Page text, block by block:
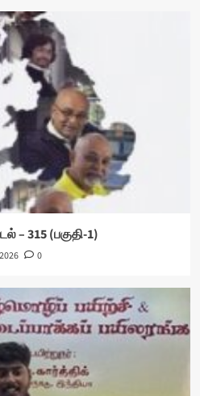
– 315 (பகுதி-1)
0